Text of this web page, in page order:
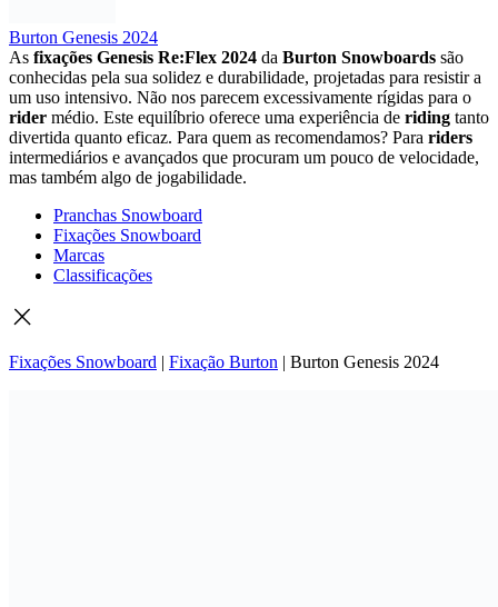
Burton Genesis 2024
As fixações Genesis Re:Flex 2024 da Burton Snowboards são
conhecidas pela sua solidez e durabilidade, projetadas para resistir a
um uso intensivo. Não nos parecem excessivamente rígidas para o
rider médio. Este equilíbrio oferece uma experiência de riding tanto
divertida quanto eficaz. Para quem as recomendamos? Para riders
intermediários e avançados que procuram um pouco de velocidade,
mas também algo de jogabilidade.
Pranchas Snowboard
Fixações Snowboard
Marcas
Classificações
Fixações Snowboard | Fixação Burton | Burton Genesis 2024